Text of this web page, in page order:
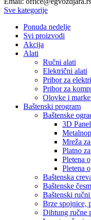
Sve kategorije
Ponuda nedelje
Svi proizvodi
Akcija
Alati
Ručni alati
Električni alati
Pribor za
Pribor za
Olovke i
Baštenski program
Baštenske
3D
Mreža
Platno
Pletena
Pletena
Baštenska
Baštenske
Baštenski
Brze spojnice,
Dihtung ručne